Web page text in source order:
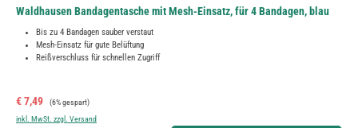
Waldhausen Bandagentasche mit Mesh-Einsatz, für 4 Bandagen, blau
Bis zu 4 Bandagen sauber verstaut
Mesh-Einsatz für gute Belüftung
Reißverschluss für schnellen Zugriff
Verkaufspreis:
€ 7,49 Regulärer Preis:
(6% gespart)
inkl. MwSt. zzgl. Versand